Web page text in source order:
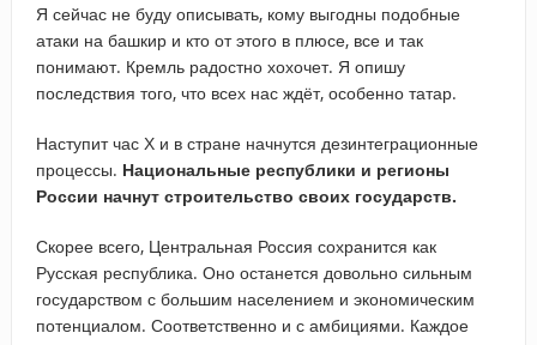
Я сейчас не буду описывать, кому выгодны подобные
атаки на башкир и кто от этого в плюсе, все и так
понимают. Кремль радостно хохочет. Я опишу
последствия того, что всех нас ждёт, особенно татар.
Наступит час Х и в стране начнутся дезинтеграционные
процессы. Национальные республики и регионы
России начнут строительство своих государств.
Скорее всего, Центральная Россия сохранится как
Русская республика. Оно останется довольно сильным
государством с большим населением и экономическим
потенциалом. Соответственно и с амбициями. Каждое